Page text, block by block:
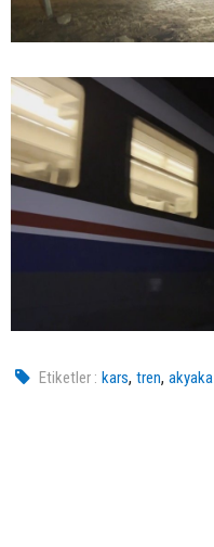
Etiketler : kars,tren,akyaka